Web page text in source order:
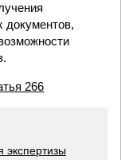
документов,
266
экспертизы